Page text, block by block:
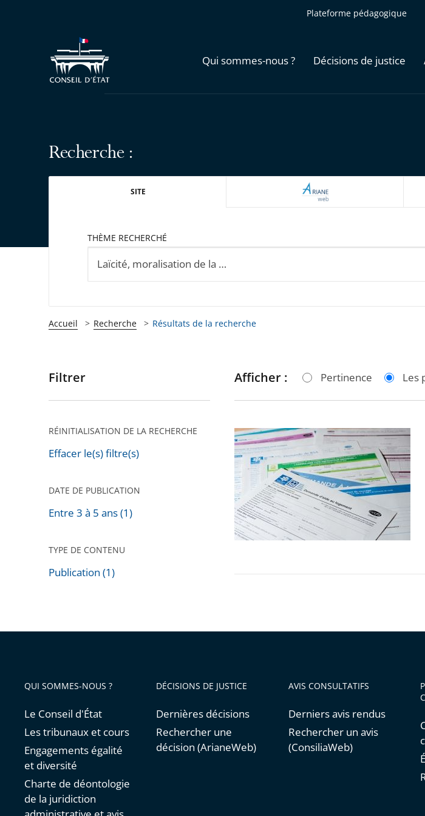
Plateforme pédagogique
Qui sommes-nous ? Décisions de justice
Recherche :
SITE ARIANEWEB
THÈME RECHERCHÉ
Accueil Recherche Résultats de la recherche
Passer
pour
après
Filtrer
RÉINITIALISATION DE LA RECHERCHE
Effacer le(s) filtre(s)
DATE DE PUBLICATION
Entre 3 à 5 ans (1)
TYPE DE CONTENU
Publication (1)
Afficher : Pertinence Les
Conditions
de
ressources
dans
les
politiques
sociales
prise
QUI SOMMES-NOUS ?
Le Conseil d'État
Les tribunaux et cours
Engagements égalité
et diversité
Charte de déontologie
de la juridiction
DÉCISIONS DE JUSTICE
Dernières décisions
Rechercher une
décision (ArianeWeb)
AVIS CONSULTATIFS
Derniers avis rendus
Rechercher un avis
(ConsiliaWeb)